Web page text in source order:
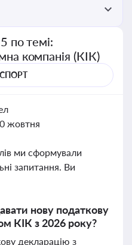
по темі:
компанія (КІК)
жовтня
ми сформували
запитання. Ви
нову податкову
КІК з 2026 року?
декларацію з